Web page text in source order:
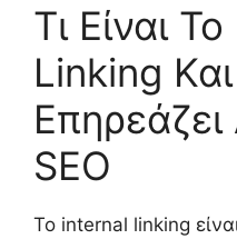
Τι Είναι
Linking Και
SEO
Το internal linking